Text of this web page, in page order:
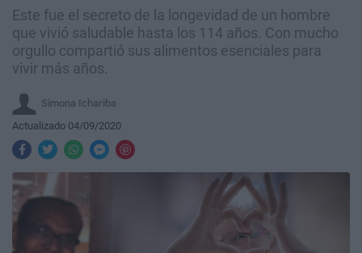
Este fue el secreto de la longevidad de un hombre
que vivió saludable hasta los 114 años. Con mucho
orgullo compartió sus alimentos esenciales para
vivir más años.
Simona Ichariba
Actualizado 04/09/2020